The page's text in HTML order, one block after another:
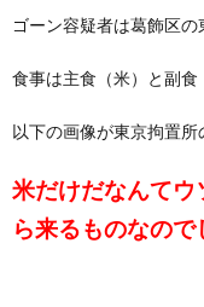
ゴーン容疑者は葛飾区の
食事は主食（米）と副食
以下の画像が東京拘置所
米だけだなんて
ら来るものなので